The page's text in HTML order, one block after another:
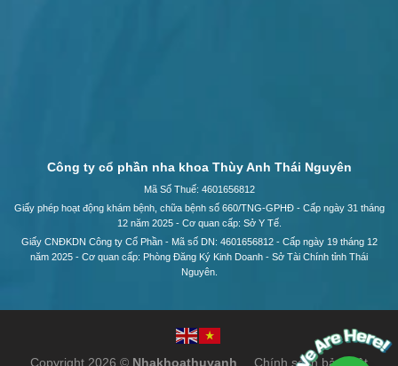
Công ty cổ phần nha khoa Thùy Anh Thái Nguyên
Mã Số Thuế: 4601656812
Giấy phép hoạt động khám bệnh, chữa bệnh số 660/TNG-GPHĐ - Cấp ngày 31 tháng
12 năm 2025 - Cơ quan cấp: Sở Y Tế.
Giấy CNĐKDN Công ty Cổ Phần - Mã số DN: 4601656812 - Cấp ngày 19 tháng 12
năm 2025 - Cơ quan cấp: Phòng Đăng Ký Kinh Doanh - Sở Tài Chính tỉnh Thái
Nguyên.
Copyright 2026 © Nhakhoathuyanh Chính sách bảo mật